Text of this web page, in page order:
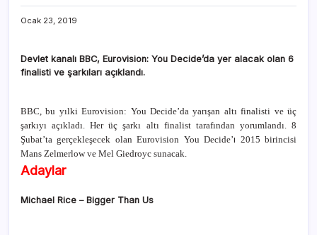
Ocak 23, 2019
Devlet kanalı BBC, Eurovision: You Decide’da yer alacak olan 6
finalisti ve şarkıları açıklandı.
BBC, bu yılki Eurovision: You Decide’da yarışan altı finalisti ve üç
şarkıyı açıkladı. Her üç şarkı altı finalist tarafından yorumlandı. 8
Şubat’ta gerçekleşecek olan Eurovision You Decide’ı 2015 birincisi
Mans Zelmerlow ve Mel Giedroyc sunacak.
Adaylar
Michael Rice – Bigger Than Us